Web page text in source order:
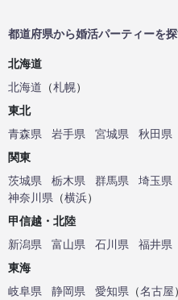
都道府県から婚活パーティーを
北海道
北海道 （札幌）
東北
青森県
岩手県 宮城県 秋田県
関東
茨城県
栃木県 群馬県 埼玉県
神奈川県 （横浜）
甲信越・北陸
新潟県
富山県 石川県 福井県
東海
岐阜県
静岡県 愛知県 （名古屋）